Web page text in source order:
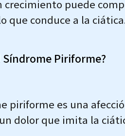
crecimiento puede
que conduce a la
Síndrome Piriforme?
piriforme es una
dolor que imita la